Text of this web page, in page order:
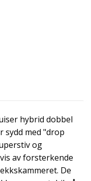
hybrid dobbel
sydd med "drop
og
av forsterkende
De